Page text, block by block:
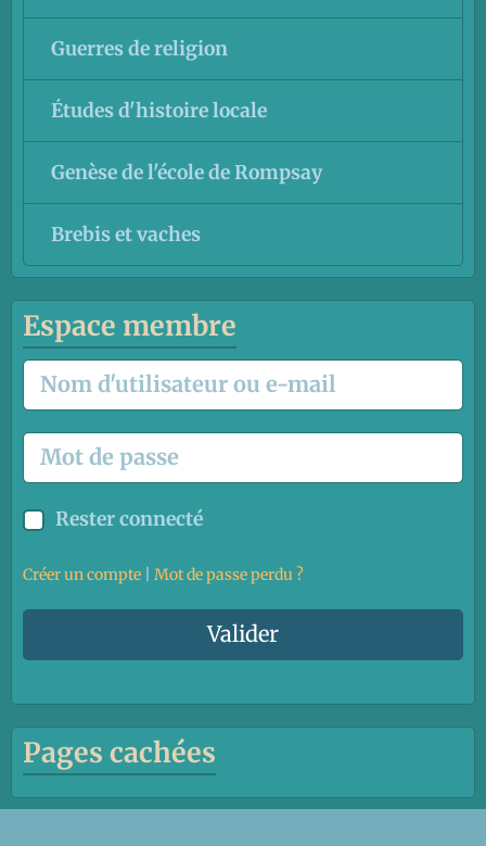
Guerres de religion
Études d'histoire locale
Genèse de l'école de Rompsay
Brebis et vaches
Espace membre
Rester connecté
Créer un compte Mot de passe perdu ?
Valider
Pages cachées